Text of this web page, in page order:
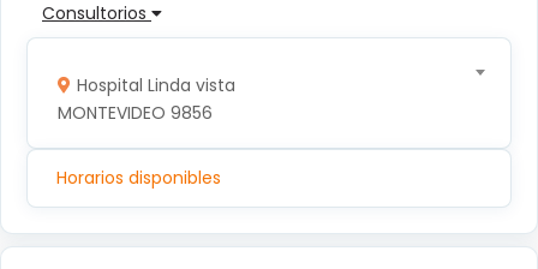
Consultorios
Hospital Linda vista
MONTEVIDEO 9856
Horarios disponibles